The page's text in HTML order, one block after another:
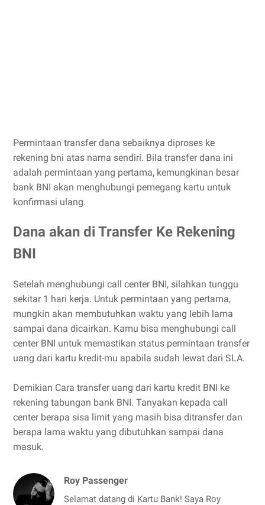
Permintaan transfer dana sebaiknya diproses ke
rekening bni atas nama sendiri. Bila transfer dana ini
adalah permintaan yang pertama, kemungkinan besar
bank BNI akan menghubungi pemegang kartu untuk
konfirmasi ulang.
Dana akan di Transfer Ke Rekening
BNI
Setelah menghubungi call center BNI, silahkan tunggu
sekitar 1 hari kerja. Untuk permintaan yang pertama,
mungkin akan membutuhkan waktu yang lebih lama
sampai dana dicairkan. Kamu bisa menghubungi call
center BNI untuk memastikan status permintaan transfer
uang dari kartu kredit-mu apabila sudah lewat dari SLA.
Demikian Cara transfer uang dari kartu kredit BNI ke
rekening tabungan bank BNI. Tanyakan kepada call
center berapa sisa limit yang masih bisa ditransfer dan
berapa lama waktu yang dibutuhkan sampai dana
masuk.
Roy Passenger
Selamat datang di Kartu Bank! Saya Roy